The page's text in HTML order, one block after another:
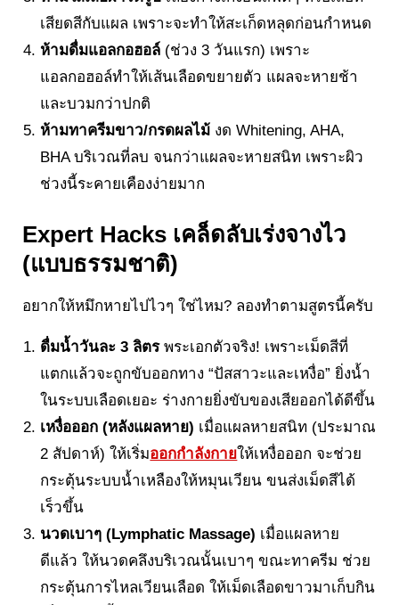
เสียดสีกับแผล เพราะจะทำให้สะเก็ดหลุดก่อนกำหนด
ห้ามดื่มแอลกอฮอล์ (ช่วง 3 วันแรก) เพราะ
แอลกอฮอล์ทำให้เส้นเลือดขยายตัว แผลจะหายช้า
และบวมกว่าปกติ
ห้ามทาครีมขาว/กรดผลไม้ งด Whitening, AHA,
BHA บริเวณที่ลบ จนกว่าแผลจะหายสนิท เพราะผิว
ช่วงนี้ระคายเคืองง่ายมาก
Expert Hacks เคล็ดลับเร่งจางไว
(แบบธรรมชาติ)
อยากให้หมึกหายไปไวๆ ใช่ไหม? ลองทำตามสูตรนี้ครับ
ดื่มน้ำวันละ 3 ลิตรพระเอกตัวจริง! เพราะเม็ดสีที่
แตกแล้วจะถูกขับออกทาง “ปัสสาวะและเหงื่อ” ยิ่งน้ำ
ในระบบเลือดเยอะ ร่างกายยิ่งขับของเสียออกได้ดีขึ้น
เหงื่อออก (หลังแผลหาย) เมื่อแผลหายสนิท (ประมาณ
2 สัปดาห์) ให้เริ่มออกกำลังกายให้เหงื่อออก จะช่วย
กระตุ้นระบบน้ำเหลืองให้หมุนเวียน ขนส่งเม็ดสีได้
เร็วขึ้น
นวดเบาๆ (Lymphatic Massage) เมื่อแผลหาย
ดีแล้ว ให้นวดคลึงบริเวณนั้นเบาๆ ขณะทาครีม ช่วย
กระตุ้นการไหลเวียนเลือด ให้เม็ดเลือดขาวมาเก็บกิน